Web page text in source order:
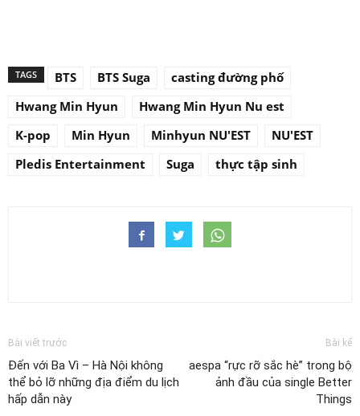
TAGS BTS BTS Suga
casting đường phố
Hwang Min Hyun
Hwang Min Hyun Nu est
K-pop
Min Hyun Minhyun NU'EST
NU'EST
Pledis Entertainment
Suga thực tập sinh
Bài viết trước
Đến với Ba Vì – Hà Nội không
thể bỏ lỡ những địa điểm du lịch
hấp dẫn này
Bài kế
aespa “rực rỡ sắc hè” trong bộ
ảnh đầu của single Better
Things